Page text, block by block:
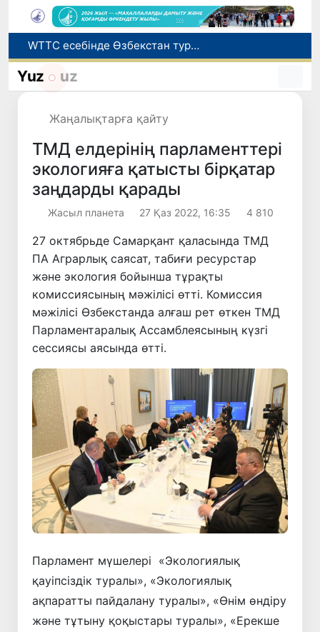
Мүмкіндігі шектеулі талапкерлерге қабылдау емтихандарында қосымша уақыт беріледі
Беларусьтен Өзбекстанға екінші тікелей жүк пойызы жөнелтілді
Yuz uz
Жаңалықтарға қайту
ТМД елдерінің парламенттері
экологияға қатысты бірқатар
заңдарды қарады
Жасыл планета 27 Қаз 2022, 16:35 4 810
27 октябрьде Самарқант қаласында ТМД
ПА Аграрлық саясат, табиғи ресурстар
және экология бойынша тұрақты
комиссиясының мәжілісі өтті. Комиссия
мәжілісі Өзбекстанда алғаш рет өткен ТМД
Парламентаралық Ассамблеясының күзгі
сессиясы аясында өтті.
Парламент мүшелері «Экологиялық
қауіпсіздік туралы», «Экологиялық
ақпаратты пайдалану туралы», «Өнім өндіру
және тұтыну қоқыстары туралы», «Ерекше